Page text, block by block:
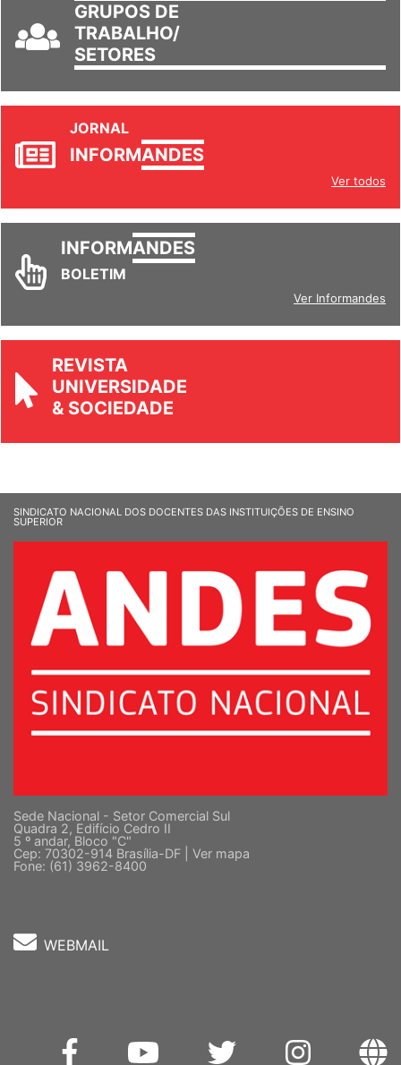
GRUPOS DE
TRABALHO/
SETORES
JORNAL
INFORMANDES
Ver todos
INFORMANDES
BOLETIM
Ver Informandes
REVISTA
UNIVERSIDADE
& SOCIEDADE
SINDICATO NACIONAL DOS DOCENTES DAS INSTITUIÇÕES DE ENSINO
SUPERIOR
Sede Nacional - Setor Comercial Sul
Quadra 2, Edifício Cedro II
5 º andar, Bloco "C"
Cep: 70302-914 Brasília-DF | Ver mapa
Fone: (61) 3962-8400
WEBMAIL